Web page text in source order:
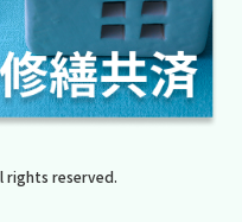
rights reserved.